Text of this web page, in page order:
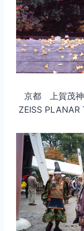
京都 上賀茂
ZEISS